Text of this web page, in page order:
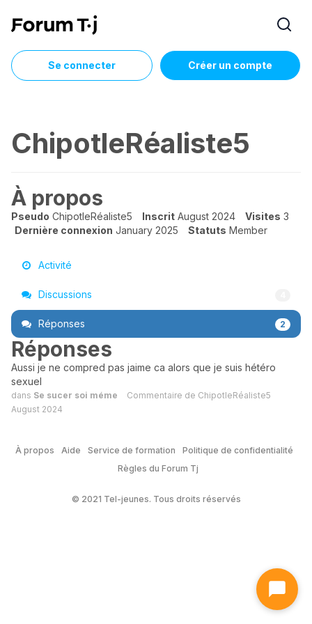
Se connecter Créer un compte
ChipotleRéaliste5
À propos
Pseudo ChipotleRéaliste5 Inscrit August 2024 Visites 3
Dernière connexion January 2025 Statuts Member
Activité
Discussions
Réponses 2
Réponses
Aussi je ne compred pas jaime ca alors que je suis hétéro
sexuel
dans Se sucer soi méme Commentaire de ChipotleRéaliste5
August 2024
À propos Aide Service de formation
Politique de confidentialité
Règles du Forum Tj
© 2021 Tel-jeunes. Tous droits réservés